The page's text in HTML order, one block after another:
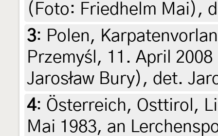
(Foto: Friedhelm Mai),
3: Polen,
Przemyśl, 11. April
Jarosław Bury), det.
4: Österreich, Osttirol,
Mai 1983, an